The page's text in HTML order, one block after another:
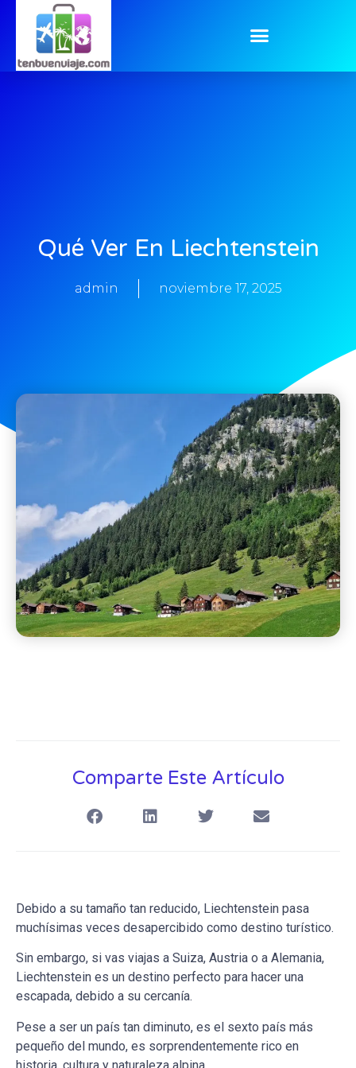
Qué Ver En Liechtenstein
admin noviembre 17, 2025
Comparte Este Artículo
Debido a su tamaño tan reducido, Liechtenstein pasa
muchísimas veces desapercibido como destino turístico.
Sin embargo, si vas viajas a Suiza, Austria o a Alemania,
Liechtenstein es un destino perfecto para hacer una
escapada, debido a su cercanía.
Pese a ser un país tan diminuto, es el sexto país más
pequeño del mundo, es sorprendentemente rico en
historia, cultura y naturaleza alpina.